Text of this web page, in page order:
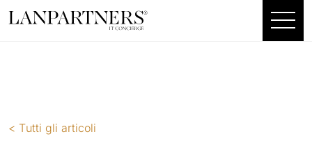
< Tutti gli articoli